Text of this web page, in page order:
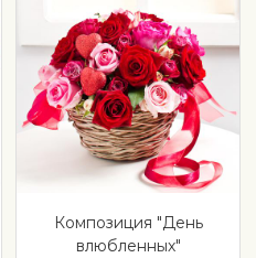
Композиция "День
влюбленных"